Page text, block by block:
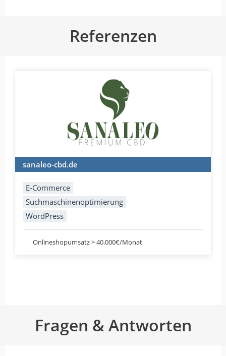
Referenzen
sanaleo-cbd.de
E-Commerce
Suchmaschinenoptimierung
WordPress
Onlineshopumsatz > 40.000€/Monat
Fragen & Antworten